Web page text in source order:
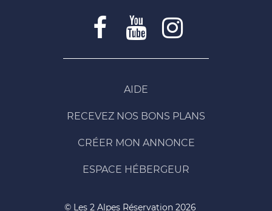
AIDE
RECEVEZ NOS BONS PLANS
CRÉER MON ANNONCE
ESPACE HÉBERGEUR
© Les 2 Alpes Réservation 2026